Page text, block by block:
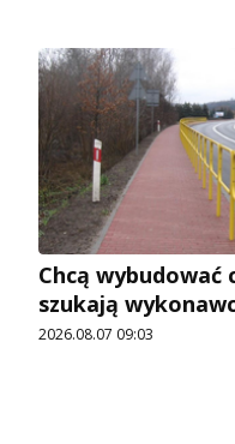
Chcą wybudować
szukają
2026.08.07 09:03